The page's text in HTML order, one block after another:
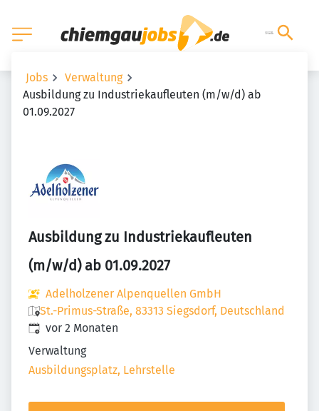
Jobs
Verwaltung
Ausbildung zu Industriekaufleuten (m/w/d) ab
01.09.2027
Ausbildung zu Industriekaufleuten
(m/w/d) ab 01.09.2027
Adelholzener Alpenquellen GmbH
St.-Primus-Straße, 83313 Siegsdorf, Deutschland
Veröffentlicht:
vor 2 Monaten
Verwaltung
Ausbildungsplatz, Lehrstelle